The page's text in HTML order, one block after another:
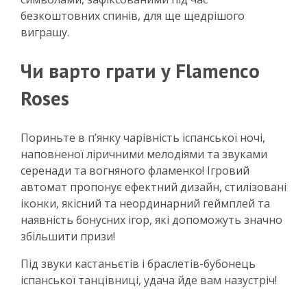
безкоштовних спинів, для ще щедрішого
виграшу.
Чи варто грати у Flamenco
Roses
Пориньте в п’янку чарівність іспанської ночі,
наповненої ліричними мелодіями та звуками
серенади та вогняного фламенко! Ігровий
автомат пропонує ефектний дизайн, стилізовані
іконки, якісний та неординарний геймплей та
наявність бонусних ігор, які допоможуть значно
збільшити призи!
Під звуки кастаньєтів і браслетів-бубонець
іспанської танцівниці, удача йде вам назустріч!